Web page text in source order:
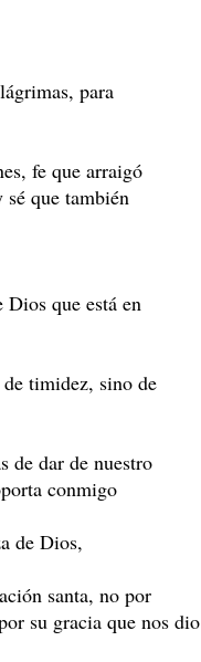
para
fe que arraigó
que también
que está en
timidez, sino de
de dar de nuestro
conmigo
de Dios,
santa, no por
su gracia que nos dio